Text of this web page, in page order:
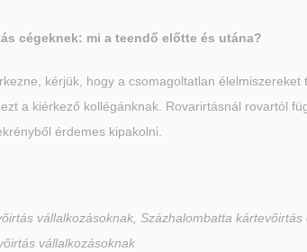
cégeknek: mi a teendő előtte és utána?
kérjük, hogy a csomagoltatlan élelmiszereket
a kiérkező kollégánknak. Rovarirtásnál rovartól
érdemes kipakolni.
vállalkozásoknak, Százhalombatta
vállalkozásoknak